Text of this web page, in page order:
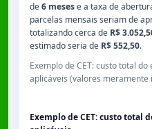
de6 mesese a taxa de
parcelas mensais seriam de
totalizando cerca de R$
estimado seria de R$ 552,50.
Exemplo de CET: custo total
aplicáveis (valores meramente
Exemplo de CET: custo total